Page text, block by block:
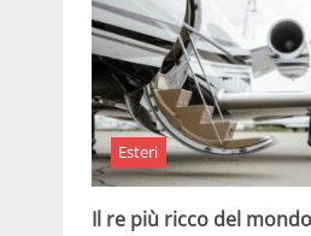
Esteri
Il re più ricco del mondo